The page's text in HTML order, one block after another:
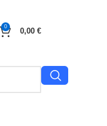
0
0,00 €